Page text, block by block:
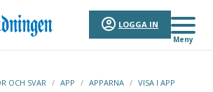
LOGGA IN
Meny
OCH SVAR / APP / APPARNA / VISA I APP